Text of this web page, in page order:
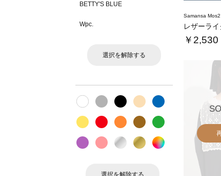
BETTY'S BLUE
Wpc.
選択を解除する
選択を解除する
Samansa Mos2
￥2,530